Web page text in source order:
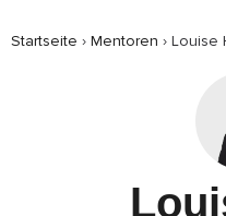
Startseite › Mentoren › Louise